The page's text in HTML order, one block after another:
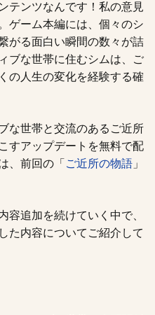
テンツなんです！私の意見
ゲーム本編には、個々のシ
がる面白い瞬間の数々が詰
ブな世帯に住むシムは、ご
の人生の変化を経験する確
な世帯と交流のあるご近所
すアップデートを無料で配
、前回の「 ご近所の物語 」
容追加を続けていく中で、
た内容についてご紹介して